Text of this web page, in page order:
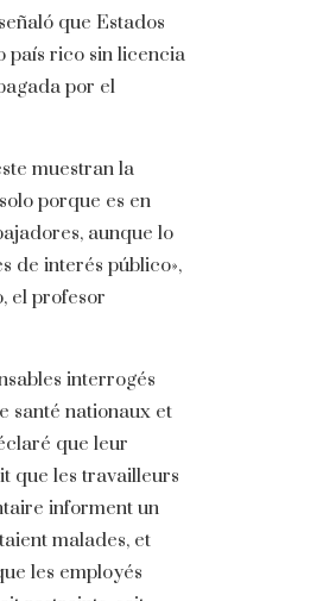
que Estados
país rico sin licencia
por el
muestran la
porque es en
aunque lo
de interés público»,
el profesor
interrogés
santé nationaux et
que leur
que les travailleurs
informent un
malades, et
les employés